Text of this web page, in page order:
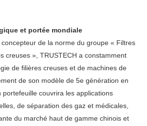
et portée mondiale
de la norme du groupe « Filtres
creuses », TRUSTECH a constamment
de filières creuses et de machines de
de son modèle de 5e génération en
portefeuille couvrira les applications
de séparation des gaz et médicales,
du marché haut de gamme chinois et